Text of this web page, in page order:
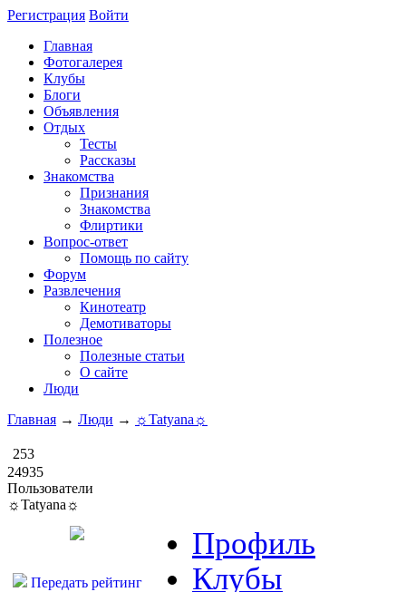
Регистрация Войти
Главная
Фотогалерея
Клубы
Блоги
Объявления
Отдых
Тесты
Рассказы
Знакомства
Признания
Знакомства
Флиртики
Вопрос-ответ
Помощь по сайту
Форум
Развлечения
Кинотеатр
Демотиваторы
Полезное
Полезные статьи
О сайте
Люди
Главная → Люди → ☼Tatyana☼
253
24935
Пользователи
☼Tatyana☼
Передать рейтинг
Профиль
Клубы